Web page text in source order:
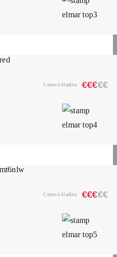
Cenová hladina €€€€€
Cenová hladina €€€€€